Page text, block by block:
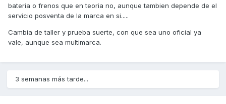
bateria o frenos que en teoria no, aunque tambien depende de el
servicio posventa de la marca en si.....
Cambia de taller y prueba suerte, con que sea uno oficial ya
vale, aunque sea multimarca.
3 semanas más tarde...